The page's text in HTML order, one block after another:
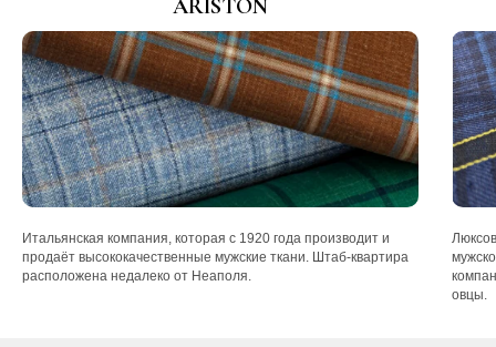
ARISTON
Итальянская компания, которая с 1920 года производит и
продаёт высококачественные мужские ткани. Штаб-квартира
расположена недалеко от Неаполя.
овцы.